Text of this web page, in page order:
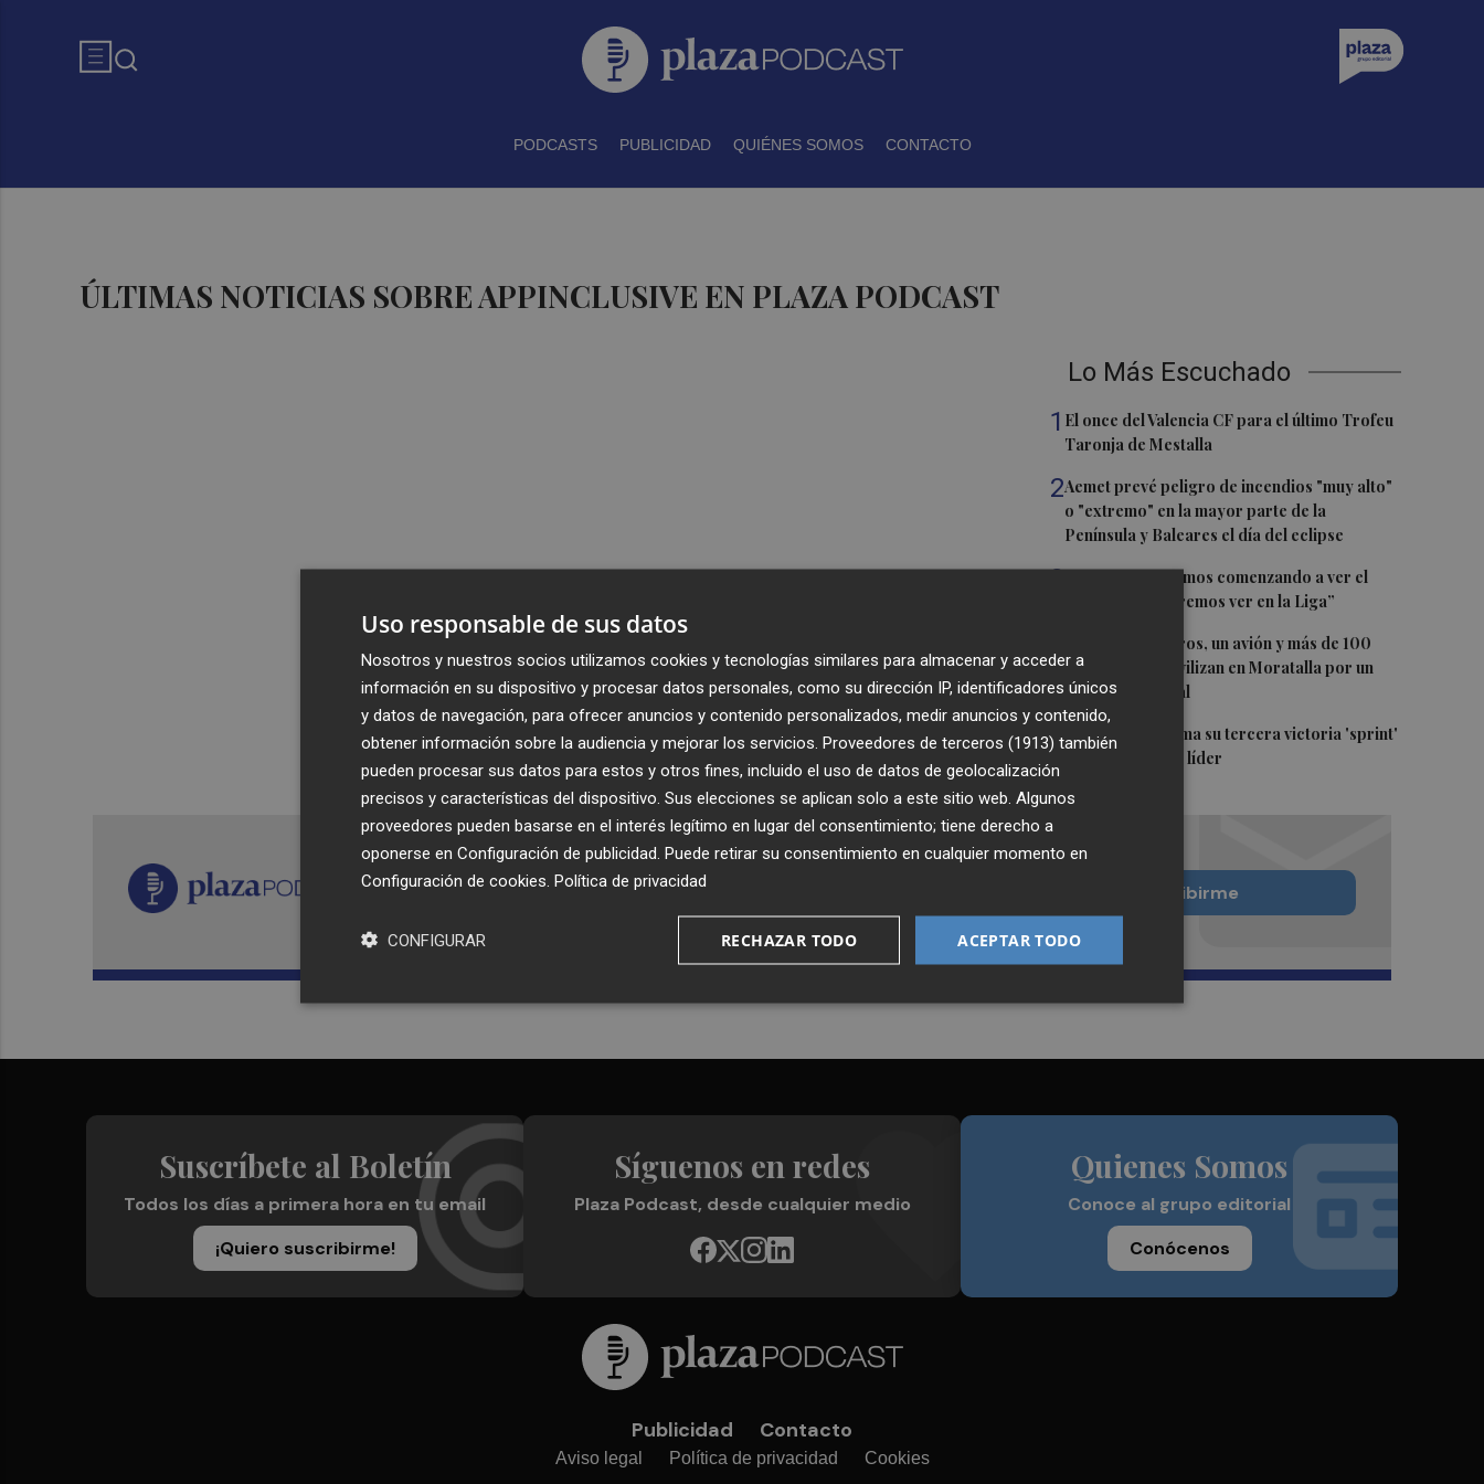
PODCASTS PUBLICIDAD QUIÉNES SOMOS CONTACTO
ÚLTIMAS NOTICIAS SOBRE APPINCLUSIVE EN PLAZA PODCAST
Lo Más Escuchado
1 El once del Valencia CF para el último Trofeu
Taronja de Mestalla
2Aemet prevé peligro de incendios "muy alto"
o "extremo" en la mayor parte de la
Península y Baleares el día del eclipse
3Company: “Estamos comenzando a ver el
equipo que queremos ver en la Liga”
Ocho helicópteros, un avión y más de 100
brigadas se movilizan en Moratalla por un
incendio forestal
5 Jorge Martín suma su tercera victoria 'sprint'
del año y es más líder
Recibe toda la actualidad de
Plaza Podcast en tu correo
Quiero suscribirme
Suscríbete al Boletín
Todos los días a primera hora en tu email
¡Quiero suscribirme!
Síguenos en redes
Plaza Podcast, desde cualquier medio
Quienes Somos
Conoce al grupo editorial
Conócenos
Publicidad Contacto
Aviso legal Política de privacidad Cookies
Uso responsable de sus datos
Nosotros y nuestros socios utilizamos cookies y tecnologías similares para almacenar y acceder a
información en su dispositivo y procesar datos personales, como su dirección IP, identificadores únicos
y datos de navegación, para ofrecer anuncios y contenido personalizados, medir anuncios y contenido,
obtener información sobre la audiencia y mejorar los servicios. Proveedores de terceros (1913) también
pueden procesar sus datos para estos y otros fines, incluido el uso de datos de geolocalización
precisos y características del dispositivo. Sus elecciones se aplican solo a este sitio web. Algunos
proveedores pueden basarse en el interés legítimo en lugar del consentimiento; tiene derecho a
oponerse en Configuración de publicidad . Puede retirar su consentimiento en cualquier momento en
Configuración de cookies Política de privacidad
ACEPTAR TODO
RECHAZAR TODO
CONFIGURAR